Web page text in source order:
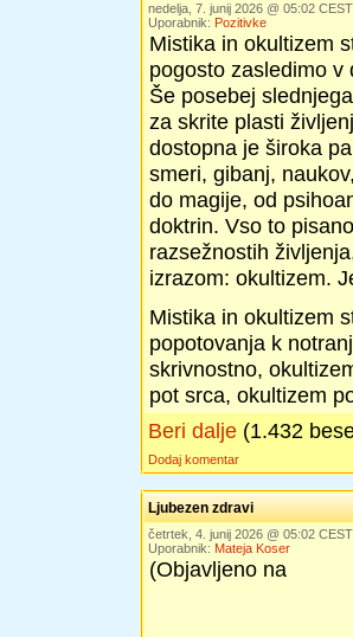
nedelja, 7. junij 2026 @ 05:02 CEST
Uporabnik: Pozitivke
Mistika in okultizem
pogosto zasledimo v
Še posebej
za skrite plasti
dostopna je široka
smeri, gibanj,
do magije, od
doktrin. Vso to
razsežnostih
izrazom: okultizem.
Mistika in okultizem
popotovanja k
skrivnostno,
pot srca, okultizem
Beri dalje (1.432
Dodaj komentar
Ljubezen zdravi
četrtek, 4. junij 2026 @ 05:02 CEST
Uporabnik: Mateja Koser
(Objavljeno na